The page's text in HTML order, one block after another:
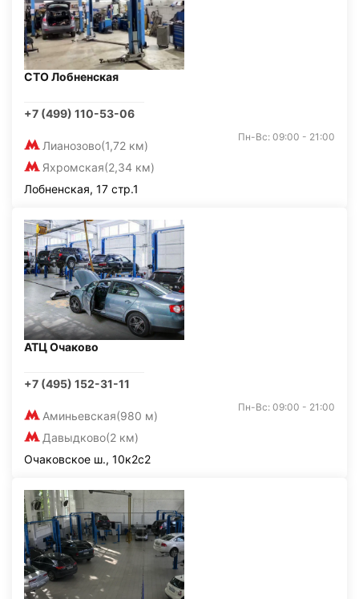
СТО Лобненская
+7 (499) 110-53-06
Лианозово(1,72 км)
Яхромская(2,34 км)
Пн-Вс: 09:00 - 21:00
Лобненская, 17 стр.1
АТЦ Очаково
+7 (495) 152-31-11
Аминьевская(980 м)
Давыдково(2 км)
Пн-Вс: 09:00 - 21:00
Очаковское ш., 10к2с2